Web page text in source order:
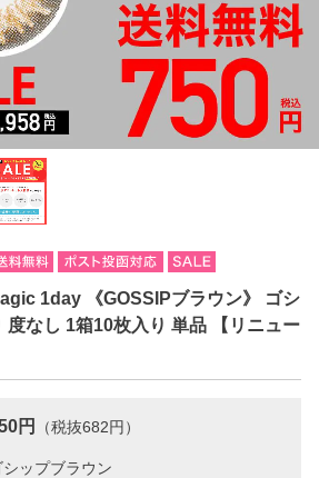
1day 《GOSSIPブラウン》 ゴシ
度なし 1箱10枚入り 単品 【リニュー
円 （税抜682円）